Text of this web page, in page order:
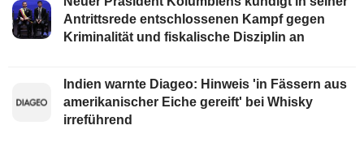
Antrittsrede entschlossenen Kampf gegen
Kriminalität und fiskalische Disziplin an
Indien warnte Diageo: Hinweis 'in Fässern aus
amerikanischer Eiche gereift' bei Whisky
irreführend